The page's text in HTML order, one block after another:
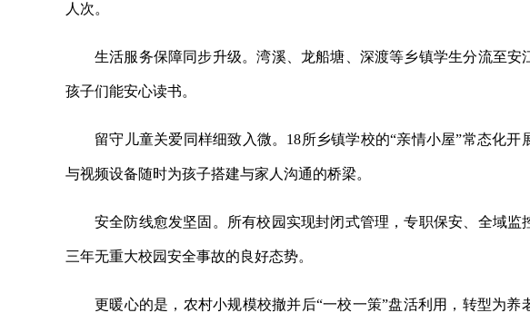
人次。
生活服务保障同步升级。湾溪、龙船塘、深渡等乡镇学生分流至
孩子们能安心读书。
留守儿童关爱同样细致入微。18所乡镇学校的“亲情小屋”常态化
与视频设备随时为孩子搭建与家人沟通的桥梁。
安全防线愈发坚固。所有校园实现封闭式管理，专职保安、全域
三年无重大校园安全事故的良好态势。
更暖心的是，农村小规模校撤并后“一校一策”盘活利用，转型为养